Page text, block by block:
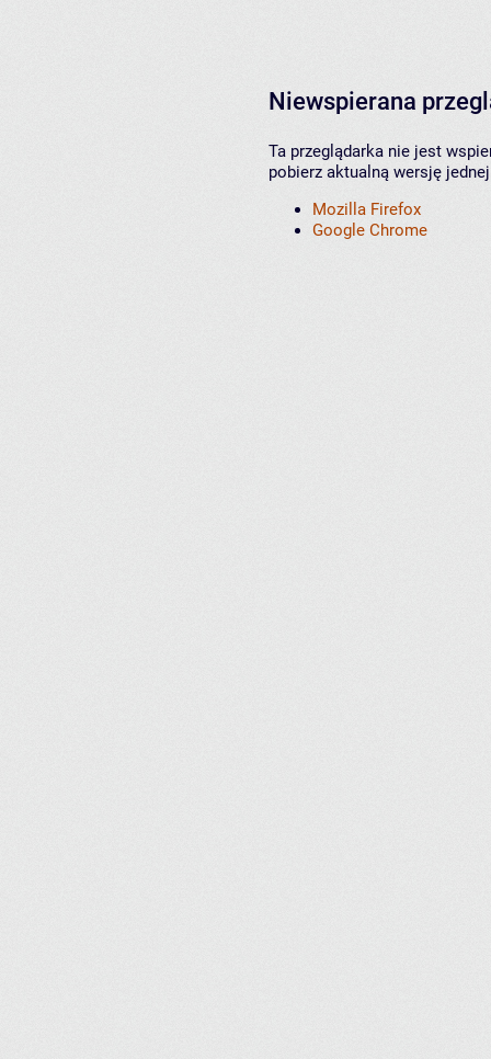
Niewspierana
Ta przeglądarka nie jest
pobierz aktualną wersję
Mozilla Firefox
Google Chrome